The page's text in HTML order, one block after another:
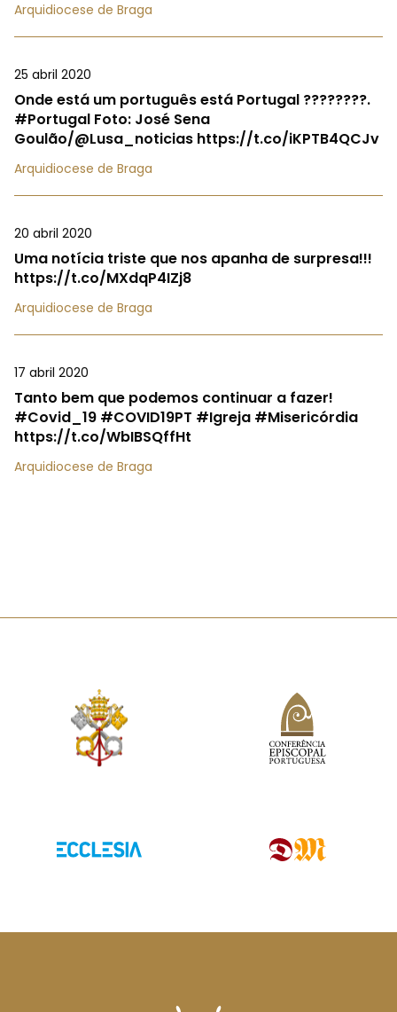
Arquidiocese de Braga
25 abril 2020
Onde está um português está Portugal ????????.
#Portugal Foto: José Sena
Goulão/@Lusa_noticias https://t.co/iKPTB4QCJv
Arquidiocese de Braga
20 abril 2020
Uma notícia triste que nos apanha de surpresa!!!
https://t.co/MXdqP4IZj8
Arquidiocese de Braga
17 abril 2020
Tanto bem que podemos continuar a fazer!
#Covid_19 #COVID19PT #Igreja #Misericórdia
https://t.co/WbIBSQffHt
Arquidiocese de Braga